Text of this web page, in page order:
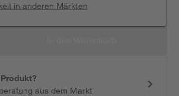
in anderen Märkten
aus dem Markt